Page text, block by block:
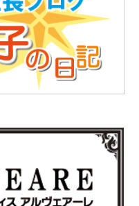
株式会社テイコク様が掲載
10462/
知らせ
すくーる の開催が決定しま